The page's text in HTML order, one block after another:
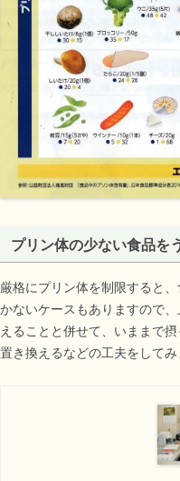
プリン体の少ない食品を
厳格にプリン体を制限すると
かないケースもありますので
えることと併せて、いままで
置き換えるなどの工夫をしてみ